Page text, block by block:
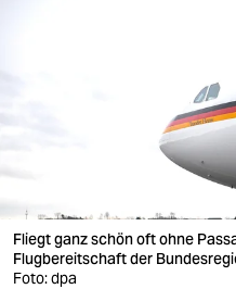
verlag
veranstaltungen
Fliegt ganz schön oft ohne
Flugbereitschaft der
Foto: dpa